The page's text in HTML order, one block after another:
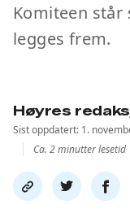
Komiteen står
legges frem.
Høyres
Sist oppdatert: 1.
Ca. 2 minutter lesetid
Del
link
Del
på
Del
på